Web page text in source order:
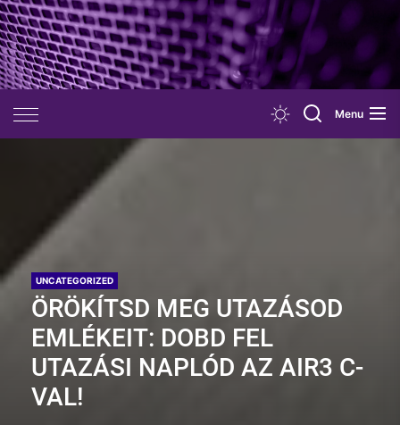
Skip
to
the
content
Menu
UNCATEGORIZED
ÖRÖKÍTSD MEG UTAZÁSOD
EMLÉKEIT: DOBD FEL
UTAZÁSI NAPLÓD AZ AIR3 C-
VAL!